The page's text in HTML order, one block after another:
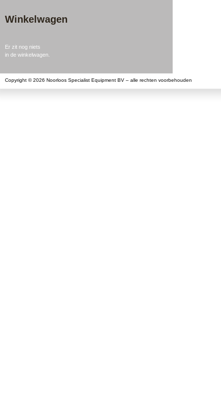
Winkelwagen
Er zit nog niets
in de winkelwagen.
Copyright © 2026 Noorloos Specialist Equipment BV – alle rechten voorbehouden